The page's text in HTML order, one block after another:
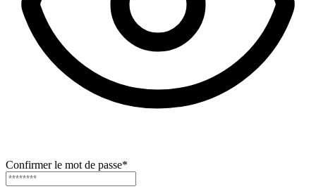
Confirmer le mot de passe*